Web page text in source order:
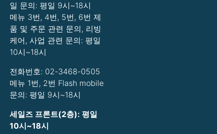
일 문의: 평일 9시~18시
메뉴 3번, 4번, 5번, 6번 제
품 및 주문 관련 문의, 리빙
케어, 사업 관련 문의: 평일
10시~18시
전화번호: 02-3468-0505
메뉴 1번, 2번 Flash mobile
문의: 평일 9시~18시
세일즈 프론트(2층): 평일
10시~18시